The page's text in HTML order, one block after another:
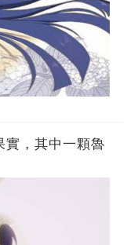
實，其中一顆魯